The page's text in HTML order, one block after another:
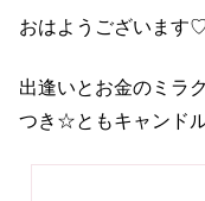
おはようございます
出逢いとお金のミラ
つき☆ともキャンド